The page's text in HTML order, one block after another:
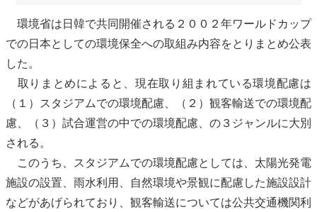
環境省は日韓で共同開催される２００２年ワールドカップ
での日本としての環境保全への取組み内容をとりまとめ公表
した。
取りまとめによると、現在取り組まれている環境配慮は
（１）スタジアムでの環境配慮、（２）観客輸送での環境配
慮、（３）試合運営の中での環境配慮、の３ジャンルに大別
される。
このうち、スタジアムでの環境配慮としては、 太陽光発電
施設の設置、 雨水利用 、自然環境や景観に配慮した施設設計
などがあげられており、観客輸送については公共交通機関利